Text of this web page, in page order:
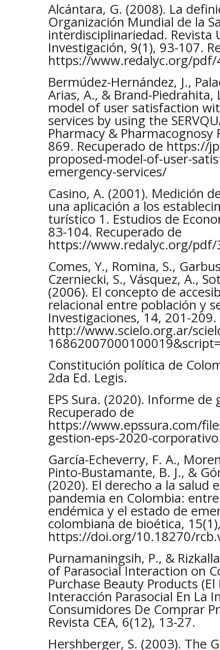
Alcántara, G. (2008). La
Organización Mundial de la
interdisciplinariedad. Revista
Investigación, 9(1), 93-107.
https://www.redalyc.org/
Bermúdez-Hernández, J.,
Arias, A., & Brand-Piedrahita,
model of user satisfaction
services by using the
Pharmacy & Pharmacognosy
869. Recuperado de https://
proposed-model-of-user-
emergency-services/
Casino, A. (2001). Medición
una aplicación a los
turístico 1. Estudios de
83-104. Recuperado de
https://www.redalyc.org/
Comes, Y., Romina, S.,
Czerniecki, S., Vásquez, A.,
(2006). El concepto de
relacional entre población y
Investigaciones, 14, 201-
http://www.scielo.org.ar/
Constitución política de
2da Ed. Legis.
EPS Sura. (2020). Informe
Recuperado de
https://www.epssura.com/
gestion-eps-2020-
García-Echeverry, F. A.,
Pinto-Bustamante, B. J., &
(2020). El derecho a la salud
pandemia en Colombia:
endémica y el estado de
colombiana de bioética,
https://doi.org/10.18270/
Purnamaningsih, P., &
of Parasocial Interaction on
Purchase Beauty Products (El
Interacción Parasocial En La
Consumidores De Comprar
Revista CEA, 6(12), 13-27.
Hershberger, S. (2003). The